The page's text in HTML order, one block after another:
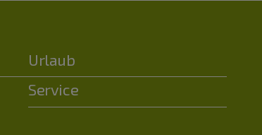
Urlaub
Service